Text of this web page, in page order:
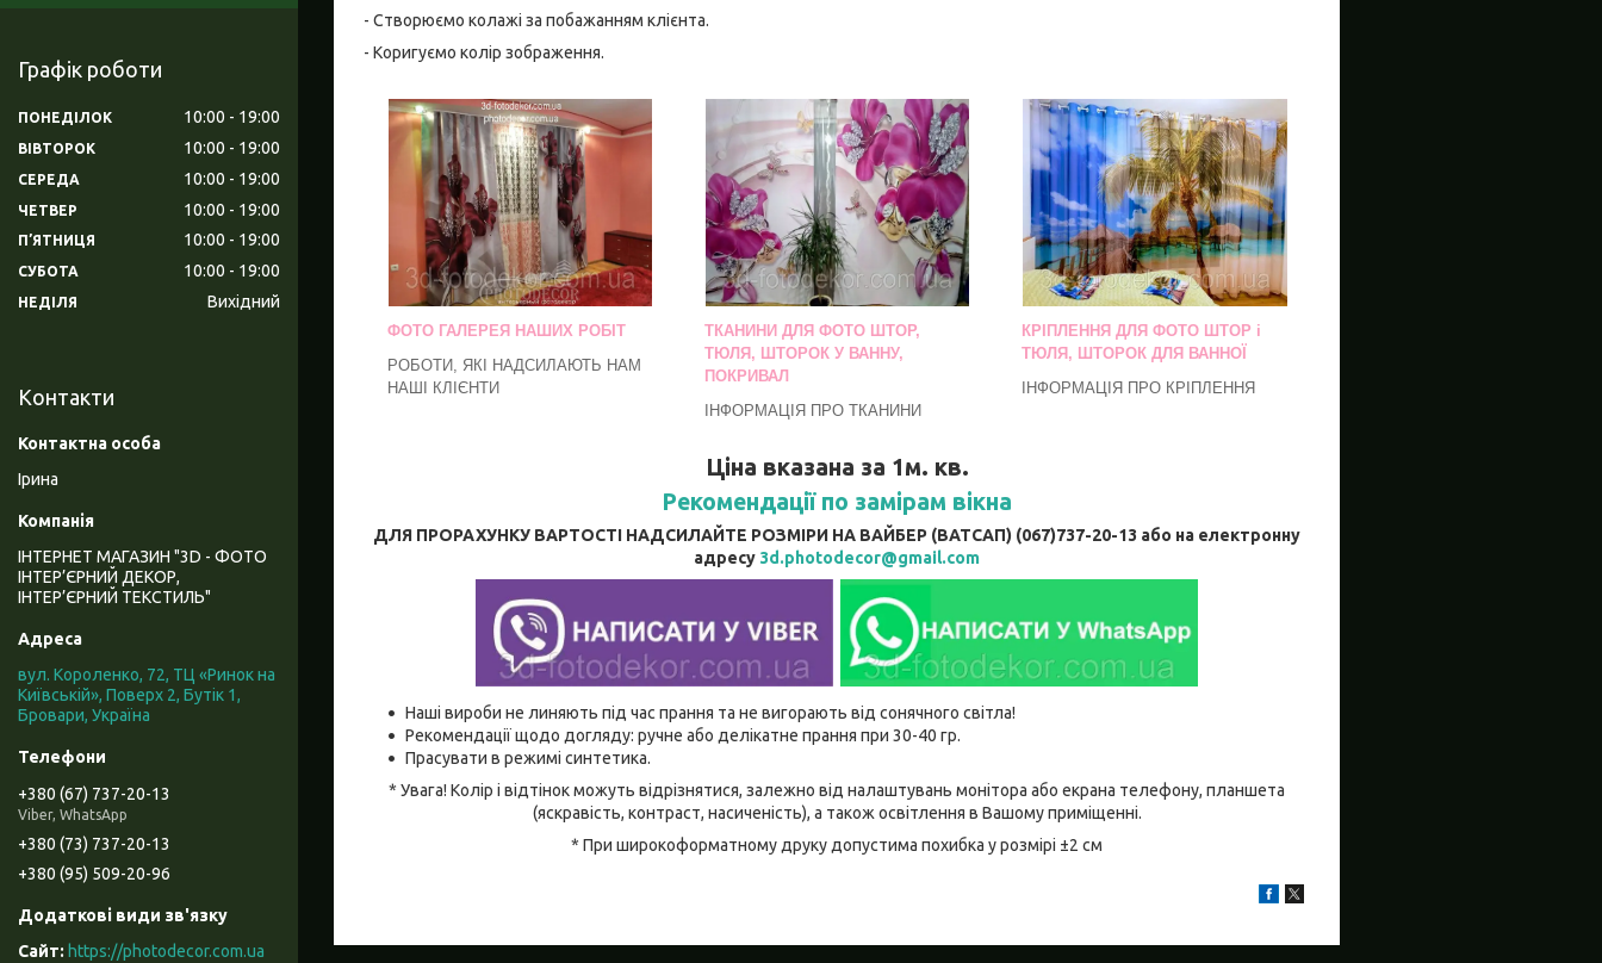
- Створюємо колажі за побажанням клієнта.
- Коригуємо колір зображення.
ФОТО ГАЛЕРЕЯ НАШИХ РОБІТ
РОБОТИ, ЯКІ НАДСИЛАЮТЬ НАМ
НАШІ КЛІЄНТИ
ТКАНИНИ ДЛЯ ФОТО ШТОР,
ТЮЛЯ, ШТОРОК У ВАННУ,
ПОКРИВАЛ
ІНФОРМАЦІЯ ПРО ТКАНИНИ
КРІПЛЕННЯ ДЛЯ ФОТО ШТОР і
ТЮЛЯ, ШТОРОК ДЛЯ ВАННОЇ
ІНФОРМАЦІЯ ПРО КРІПЛЕННЯ
Ціна вказана за 1м. кв.
Рекомендації по замірам вікна
ДЛЯ ПРОРАХУНКУ ВАРТОСТІ НАДСИЛАЙТЕ РОЗМІРИ НА ВАЙБЕР (ВАТСАП) (067)737-20-13 або на електронну
адресу 3d.photodecor@gmail.com
Наші вироби не линяють під час прання та не вигорають від сонячного світла!
Рекомендації щодо догляду: ручне або делікатне прання при 30-40 гр.
Прасувати в режимі синтетика.
* Увага! Колір і відтінок можуть відрізнятися, залежно від налаштувань монітора або екрана телефону, планшета
(яскравість, контраст, насиченість), а також освітлення в Вашому приміщенні.
* При широкоформатному друку допустима похибка у розмірі ±2 см
Графік роботи
ПОНЕДІЛОК 10:00 19:00
ВІВТОРОК 10:00 19:00
СЕРЕДА 10:00 19:00
ЧЕТВЕР 10:00 19:00
ПʼЯТНИЦЯ 10:00 19:00
СУБОТА 10:00 19:00
НЕДІЛЯ Вихідний
Контакти
Ірина
ІНТЕРНЕТ МАГАЗИН "3D - ФОТО
ІНТЕР’ЄРНИЙ ДЕКОР,
ІНТЕР’ЄРНИЙ ТЕКСТИЛЬ"
вул. Короленко, 72, ТЦ «Ринок на
Київській», Поверх 2, Бутік 1,
Бровари, Україна
+380 (67) 737-20-13
Viber, WhatsApp
+380 (73) 737-20-13
+380 (95) 509-20-96
https://photodecor.com.ua